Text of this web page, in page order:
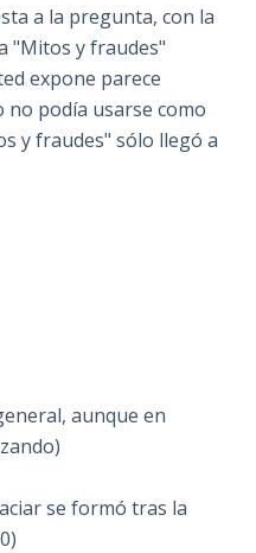
a la pregunta, con la
"Mitos y fraudes"
expone parece
no podía usarse como
y fraudes" sólo llegó a
aunque en
se formó tras la